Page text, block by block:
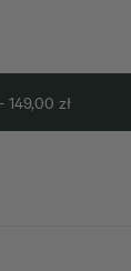
149,00 zł